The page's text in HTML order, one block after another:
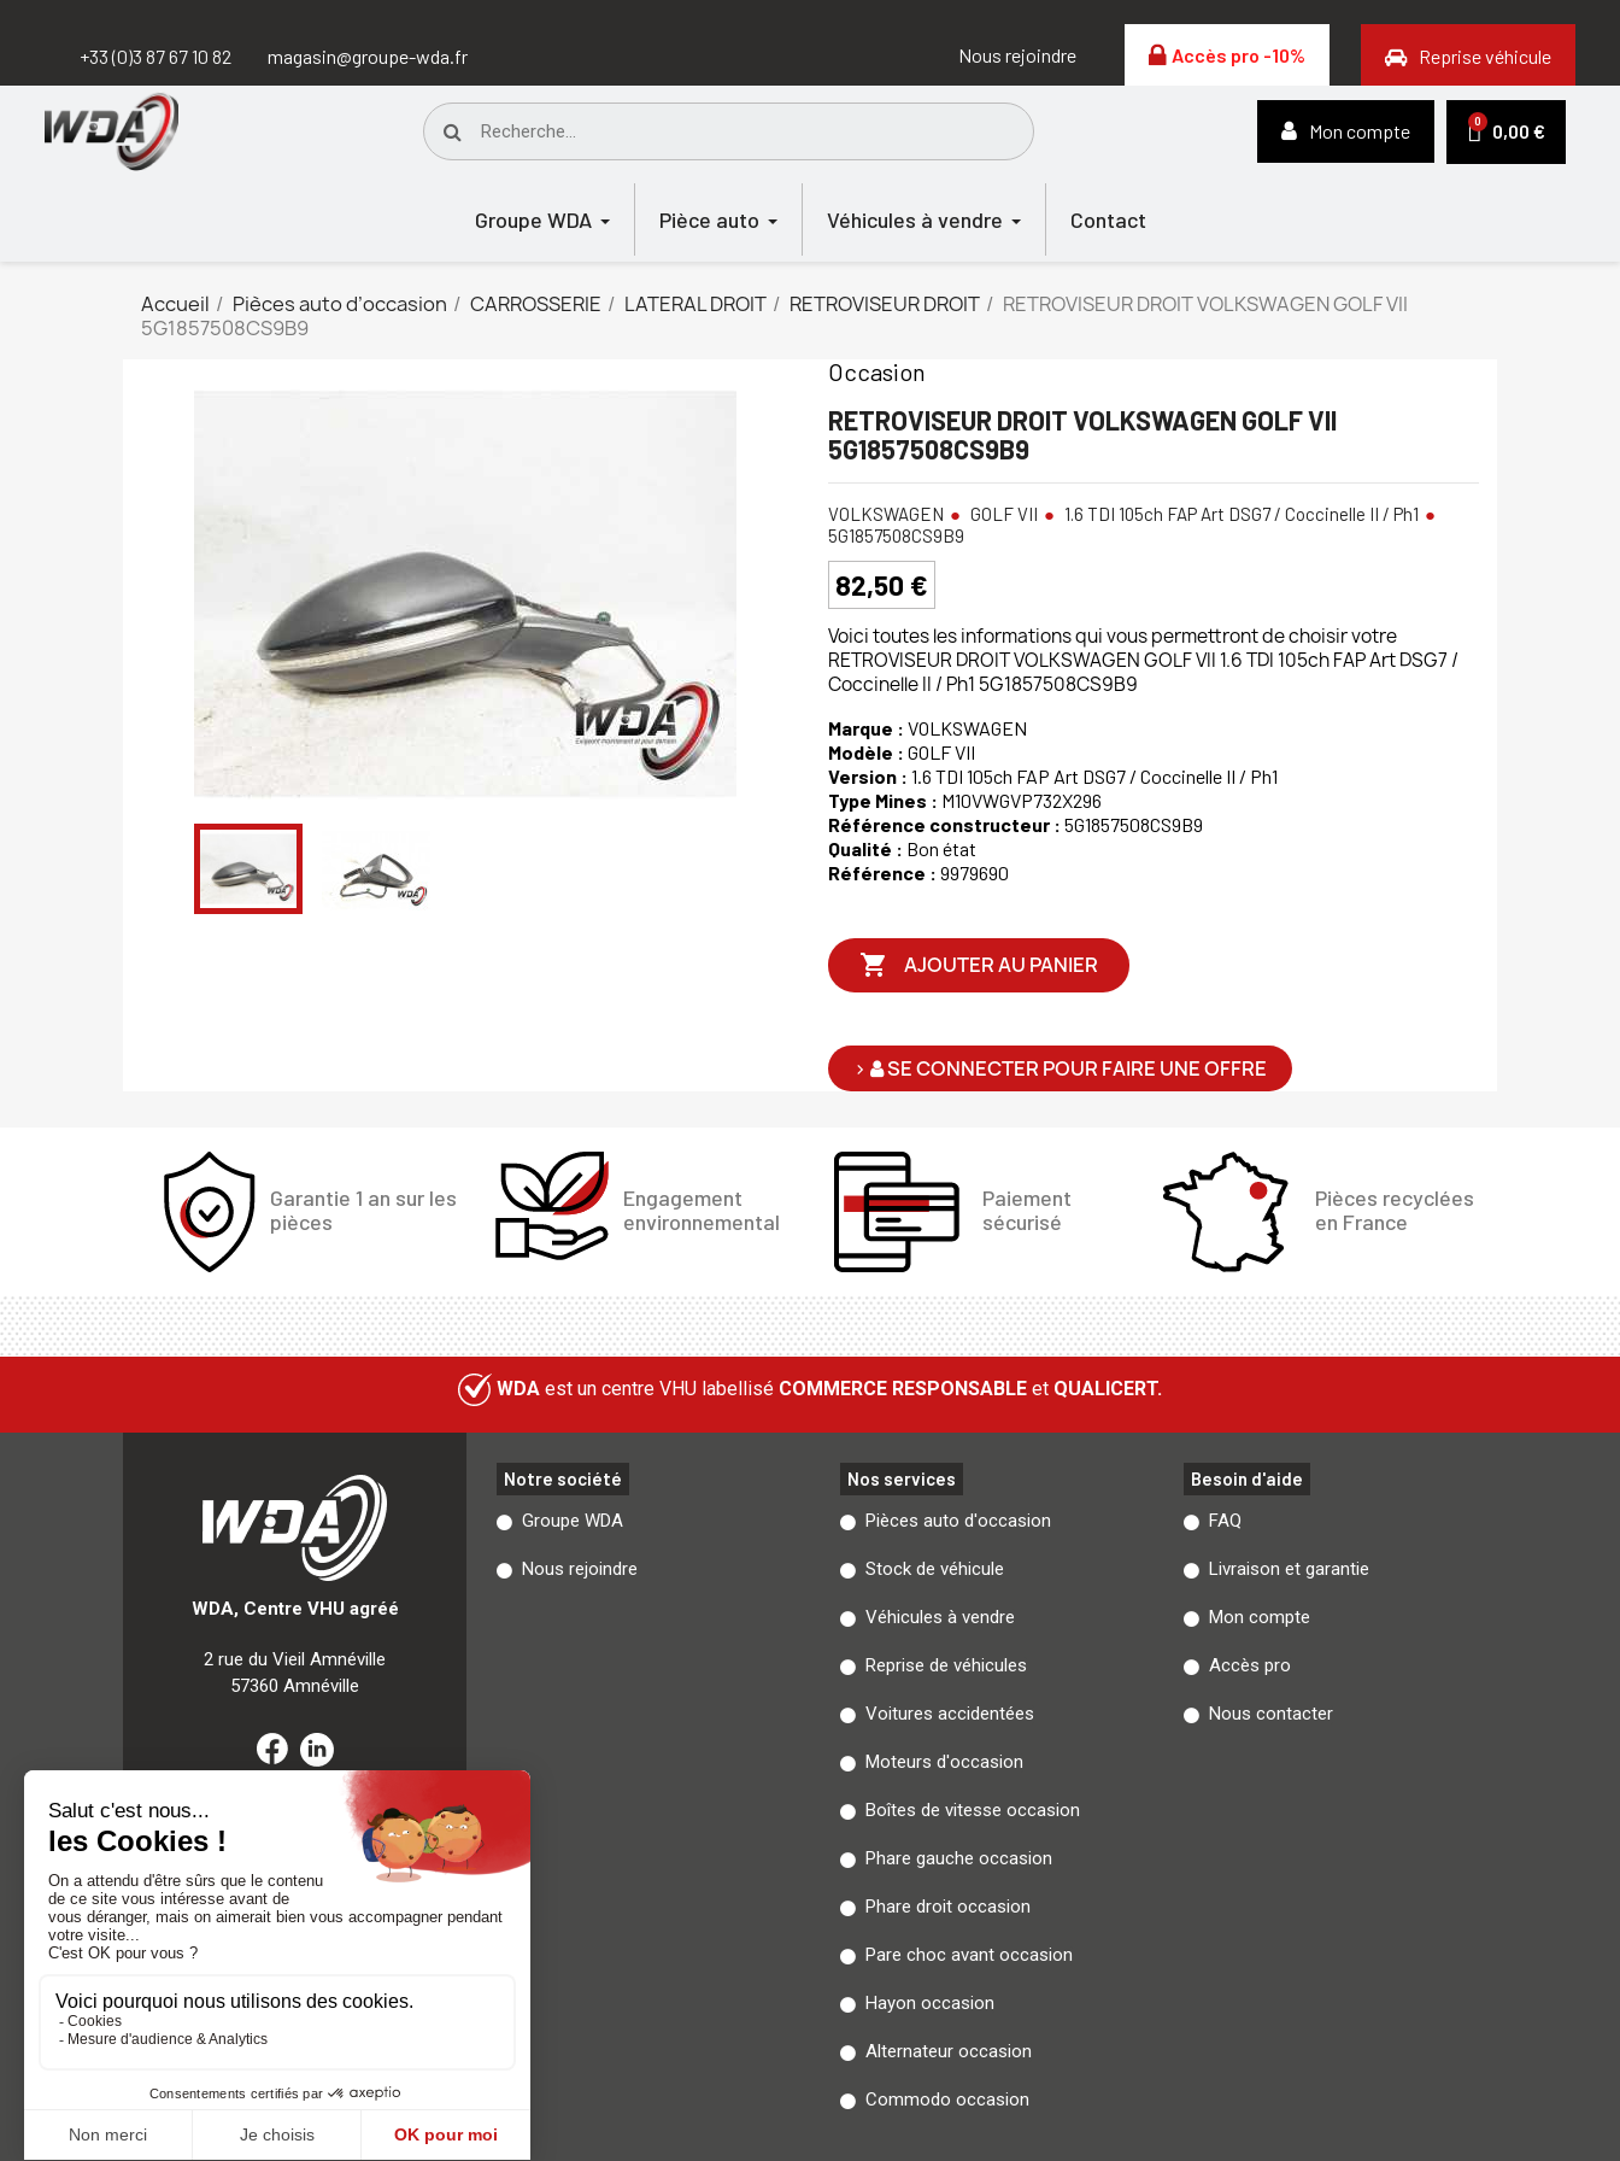
+33 (0)3 87 67 10 82 magasin@groupe-wda.fr Nous rejoindre Accès pro -10% Reprise véhicule
Mon compte 0,00 €
Groupe WDA Pièce auto Véhicules à vendre Contact
Accueil Pièces auto d’occasion CARROSSERIE LATERAL DROIT RETROVISEUR DROIT
RETROVISEUR DROIT VOLKSWAGEN GOLF VII
5G1857508CS9B9
Occasion
RETROVISEUR DROIT VOLKSWAGEN GOLF VII
5G1857508CS9B9
VOLKSWAGEN GOLF VII
1.6 TDI 105ch FAP Art DSG7 / Coccinelle II / Ph1
5G1857508CS9B9
82,50 €
Voici toutes les informations qui vous permettront de choisir votre
RETROVISEUR DROIT VOLKSWAGEN GOLF VII 1.6 TDI 105ch FAP Art DSG7 /
Coccinelle II / Ph1 5G1857508CS9B9
Marque : VOLKSWAGEN
Modèle : GOLF VII
Version : 1.6 TDI 105ch FAP Art DSG7 / Coccinelle II / Ph1
Type Mines : M10VWGVP732X296
Référence constructeur : 5G1857508CS9B9
Qualité : Bon état
Référence : 9979690
 AJOUTER AU PANIER
> SE CONNECTER POUR FAIRE UNE OFFRE
Garantie 1 an sur les
pièces
Engagement
environnemental
Paiement
sécurisé
Pièces recyclées
en France
WDA est un centre VHU labellisé COMMERCE RESPONSABLE et QUALICERT.
WDA, Centre VHU agréé
2 rue du Vieil Amnéville
57360 Amnéville
Notre société
Groupe WDA
Nous rejoindre
Nos services
Pièces auto d'occasion
Stock de véhicule
Véhicules à vendre
Reprise de véhicules
Voitures accidentées
Moteurs d'occasion
Boîtes de vitesse occasion
Phare gauche occasion
Phare droit occasion
Pare choc avant occasion
Hayon occasion
Alternateur occasion
Commodo occasion
Besoin d'aide
FAQ
Livraison et garantie
Mon compte
Accès pro
Nous contacter